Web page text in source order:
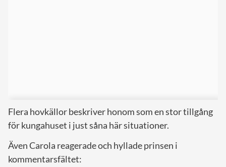
Flera hovkällor beskriver honom som en stor tillgång
för kungahuset i just såna här situationer.
Även Carola reagerade och hyllade prinsen i
kommentarsfältet: